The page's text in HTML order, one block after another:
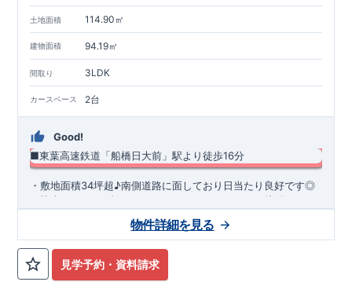
土地面積 114.90㎡
建物面積 94.19㎡
間取り 3LDK
カースペース 2台
Good!
■東葉高速鉄道「船橋日大前」駅より徒歩16分
​・敷地面積34坪超♪南側道路に面しており日当たり良好です◎ ​
・駐車スペース2台！ ・キッチンまわりがすっきり片付くパン
トリー収納 ・スマートサニタリーを採用した洗面室は便利なカ
ウンター付き♪ ・あったら嬉しい土間収納を採用！ ​・共働き世
帯に大活躍の宅配ボックス
【教育施設】
習志野台中学校 約400m(徒歩約5分)
ート 習志野台店 約660m(徒歩約9分) ◎ マックスバリュ 習
見学予約・資料請求
物件詳細を見る